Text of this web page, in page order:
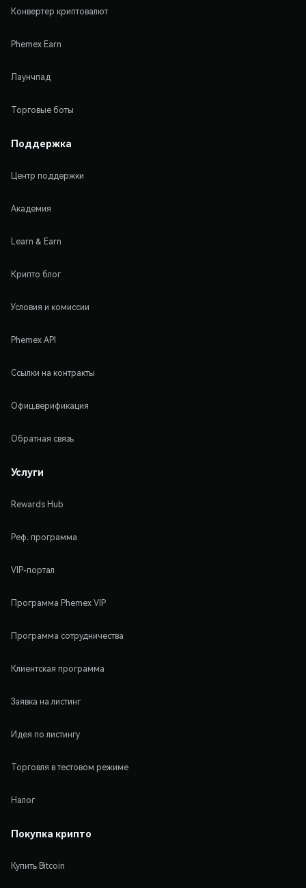
Конвертер криптовалют
Phemex Earn
Лаунчпад
Торговые боты
Поддержка
Центр поддержки
Академия
Learn & Earn
Крипто блог
Условия и комиссии
Phemex API
Ссылки на контракты
Офиц.верификация
Обратная связь
Услуги
Rewards Hub
Реф. программа
VIP-портал
Программа Phemex VIP
Программа сотрудничества
Клиентская программа
Заявка на листинг
Идея по листингу
Торговля в тестовом режиме
Налог
Покупка крипто
Купить Bitcoin